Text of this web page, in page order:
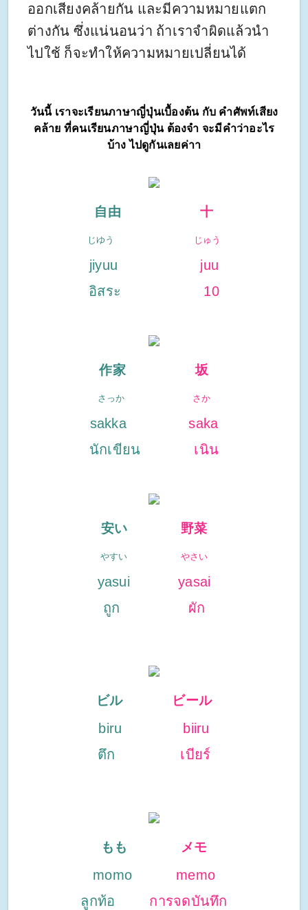
ออกเสียงคล้ายกัน และมีความหมายแตก
ต่างกัน ซึ่งแน่นอนว่า ถ้าเราจำผิดแล้วนำ
ไปใช้ ก็จะทำให้ความหมายเปลี่ยนได้
วันนี้ เราจะเรียนภาษาญี่ปุ่นเบื้องต้น กับ คำศัพท์เสียง
คล้าย ที่คนเรียนภาษาญี่ปุ่น ต้องจำ จะมีคำว่าอะไร
บ้าง ไปดูกันเลยค่าา
自由 十
じゆう じゅう
jiyuu
juu
อิสระ
10
作家 坂
さっか さか
sakka
saka
นักเขียน
เนิน
安い 野菜
やすい やさい
yasui
yasai
ถูก
ผัก
ビル ビール
biru
biiru
ตึก
เบียร์
もも メモ
momo
memo
ลูกท้อ
การจดบันทึก